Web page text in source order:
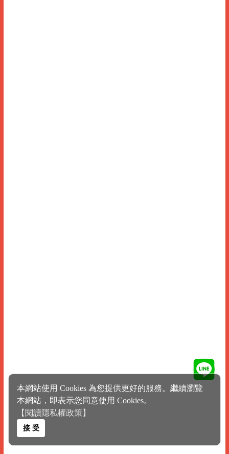
本網站使用 Cookies 為您提供更好的服務。繼續瀏覽
本網站，即表示您同意使用 Cookies。
【閱讀隱私權政策】
接 受